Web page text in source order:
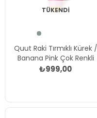
TÜKENDI
Quut Raki Tırmıklı Kürek /
Banana Pink Çok Renkli
₺999,00